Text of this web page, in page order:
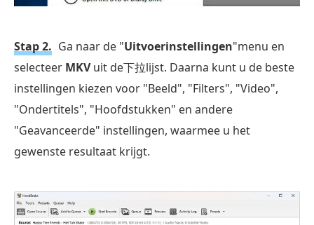
Stap 2. Ga naar de "Uitvoerinstellingen"menu en
selecteer MKVuit de下拉lijst. Daarna kunt u de beste
instellingen kiezen voor "Beeld", "Filters", "Video",
"Ondertitels", "Hoofdstukken" en andere
"Geavanceerde" instellingen, waarmee u het
gewenste resultaat krijgt.